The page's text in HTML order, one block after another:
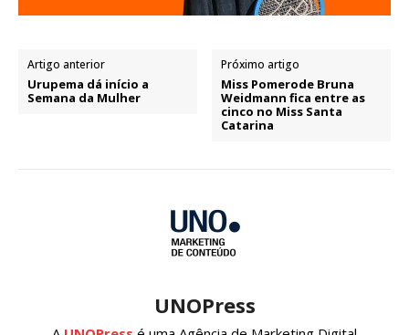
Artigo anterior
Urupema dá início a
Semana da Mulher
Próximo artigo
Miss Pomerode Bruna
Weidmann fica entre as
cinco no Miss Santa
Catarina
UNOPress